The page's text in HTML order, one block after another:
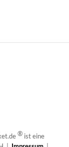
® ist eine